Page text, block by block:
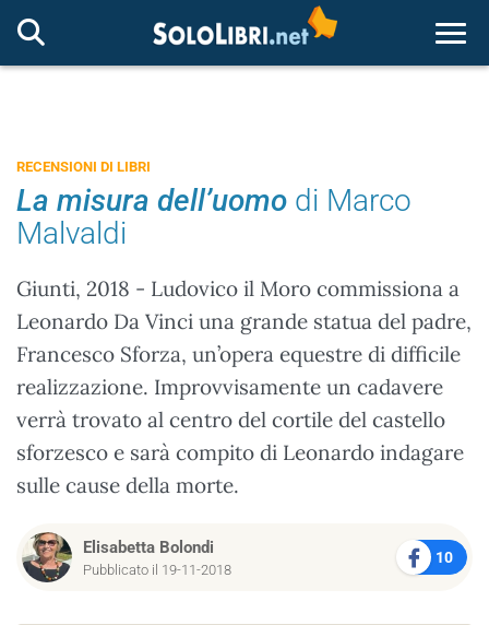
RECENSIONI DI LIBRI
La misura dell’uomo di Marco
Malvaldi
Giunti, 2018 - Ludovico il Moro commissiona a
Leonardo Da Vinci una grande statua del padre,
Francesco Sforza, un’opera equestre di difficile
realizzazione. Improvvisamente un cadavere
verrà trovato al centro del cortile del castello
sforzesco e sarà compito di Leonardo indagare
sulle cause della morte.
Elisabetta Bolondi
Pubblicato il 19-11-2018
10